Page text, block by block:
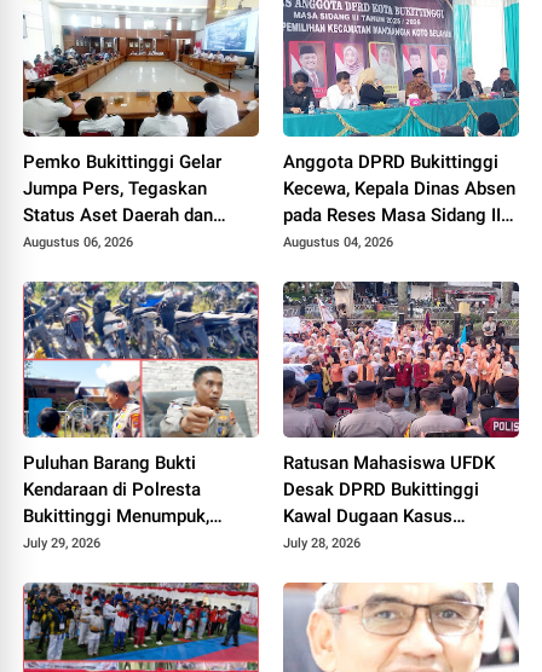
Pemko Bukittinggi Gelar
Jumpa Pers, Tegaskan
Status Aset Daerah dan
Klarifikasi Lahan di Kawasan
Augustus 06, 2026
Anggota DPRD Bukittinggi
Kecewa, Kepala Dinas Absen
pada Reses Masa Sidang III
periode 2025/ 2026.
Augustus 04, 2026
Puluhan Barang Bukti
Kendaraan di Polresta
Bukittinggi Menumpuk,
Ditumbuhi Semak dan
Segera Mengurus
Pengambilan
July 29, 2026
Ratusan Mahasiswa UFDK
Desak DPRD Bukittinggi
Kawal Dugaan Kasus
Kekerasan, Ancam Gelar
July 28, 2026